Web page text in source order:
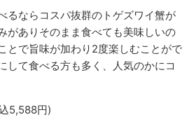
るならコスパ抜群のトゲズワイ蟹が
がありそのまま食べても美味しいの
とで旨味が加わり2度楽しむことがで
して食べる方も多く、人気のかにコ
5,588円)